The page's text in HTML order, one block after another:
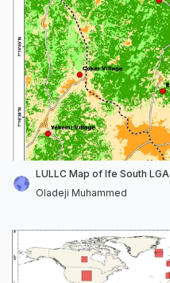
LULLC Map of Ife South LGA
Oladeji Muhammed